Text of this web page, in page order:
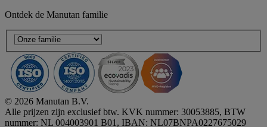
Ontdek de Manutan familie
© 2026 Manutan B.V.
Alle prijzen zijn exclusief btw. KVK nummer: 30053885, BTW
nummer: NL 004003901 B01, IBAN: NL07BNPA0227675029